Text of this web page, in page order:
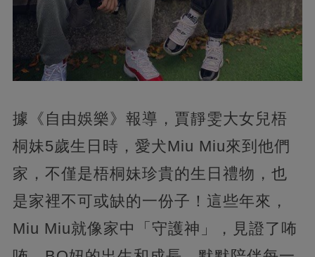
據《自由娛樂》報導，賈靜雯大女兒梧
桐妹5歲生日時，愛犬Miu Miu來到他們
家，不僅是梧桐妹珍貴的生日禮物，也
是家裡不可或缺的一份子！這些年來，
Miu Miu就像家中「守護神」，見證了咘